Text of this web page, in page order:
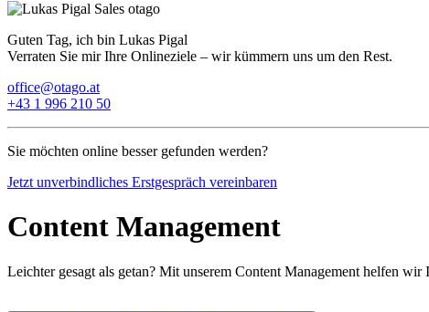
Guten Tag, ich bin Lukas Pigal
Verraten Sie mir Ihre Onlineziele – wir kümmern uns um den Rest.
office@otago.at
+43 1 996 210 50
Sie möchten online besser gefunden werden?
Jetzt unverbindliches Erstgespräch vereinbaren
Content Management
Leichter gesagt als getan? Mit unserem Content Management helfen